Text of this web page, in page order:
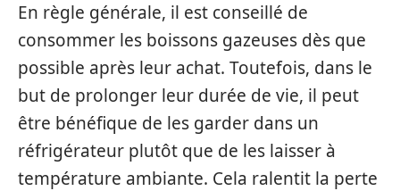
En règle générale, il est conseillé de
consommer les boissons gazeuses dès que
possible après leur achat. Toutefois, dans le
but de prolonger leur durée de vie, il peut
être bénéfique de les garder dans un
réfrigérateur plutôt que de les laisser à
température ambiante. Cela ralentit la perte